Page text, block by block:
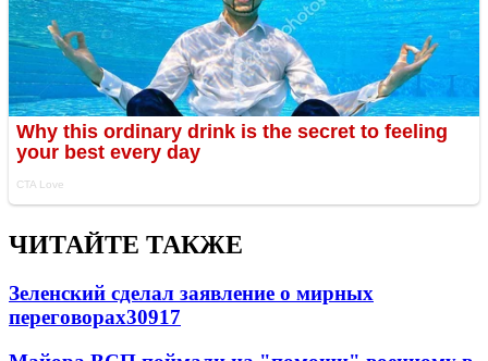
ЧИТАЙТЕ ТАКЖЕ
Зеленский сделал заявление о мирных
переговорах30917